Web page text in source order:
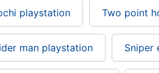
playstation Two point
man playstation Sniper